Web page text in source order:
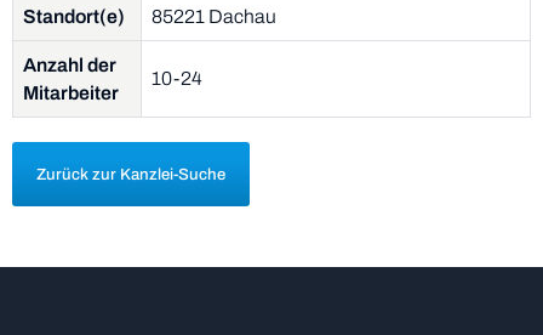
Standort(e) 85221 Dachau
Anzahl der
Mitarbeiter
10-24
Zurück zur Kanzlei-Suche